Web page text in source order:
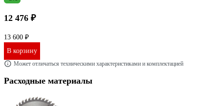
12 476 ₽
13 600 ₽
В корзину
Может отличаться техническими характеристиками и комплектацией
Расходные материалы